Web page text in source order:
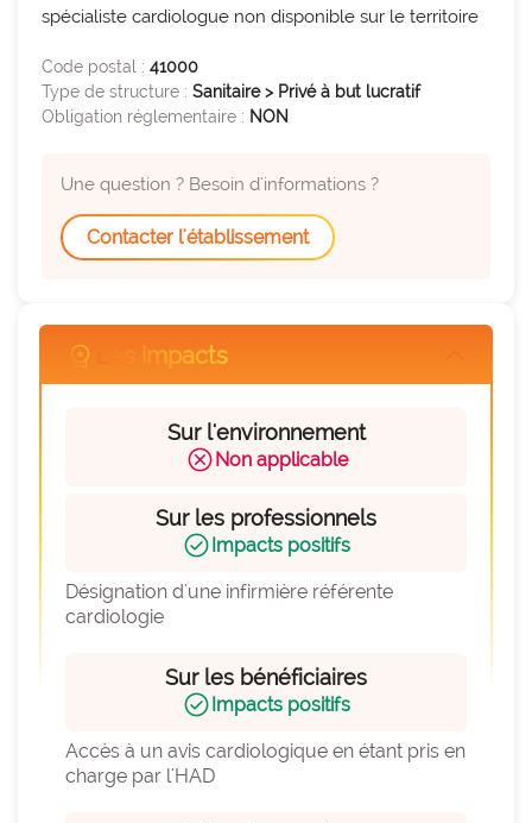
Parcours de médecine
expertise_perinatalite
Pharmacie Stérilisation
expertise_pharmacie_steril
SMR
expertise_smr
Soins critiques
expertise_soins_critiques
spécialiste cardiologue non disponible sur le territoire
Code postal : 41000
Type de structure : Sanitaire > Privé à but lucratif
Obligation réglementaire : NON
Une question ? Besoin d'informations ?
Contacter l'établissement
workspace_premium Les impacts
Sur l'environnement
cancelNon applicable
Sur les professionnels
check_circleImpacts positifs
Désignation d'une infirmière référente
cardiologie
Sur les bénéficiaires
check_circleImpacts positifs
Accès à un avis cardiologique en étant pris en
charge par l'HAD